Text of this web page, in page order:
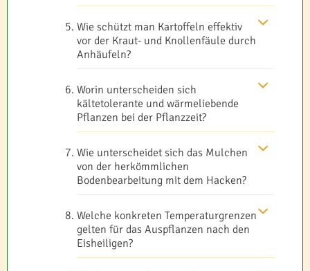
Wie schützt man Kartoffeln effektiv
vor der Kraut- und Knollenfäule durch
Anhäufeln?
Worin unterscheiden sich
kältetolerante und wärmeliebende
Pflanzen bei der Pflanzzeit?
Wie unterscheidet sich das Mulchen
von der herkömmlichen
Bodenbearbeitung mit dem Hacken?
Welche konkreten Temperaturgrenzen
gelten für das Auspflanzen nach den
Eisheiligen?